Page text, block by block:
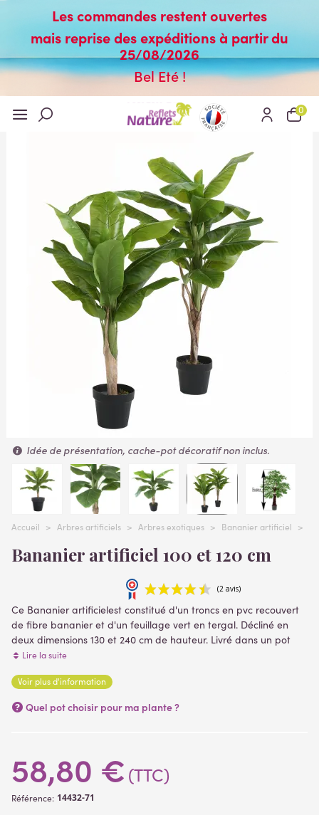
Les commandes restent ouvertes
mais reprise des expéditions à partir du
25/08/2026
Bel Eté !
0
Idée de présentation, cache-pot décoratif non inclus.
Accueil > Arbres artificiels > Arbres exotiques > Bananier artificiel >
Bananier artificiel 100 et 120 cm
Ce Bananier artificielest constitué d'un troncs en pvc recouvert
de fibre bananier et d'un feuillage vert en tergal. Décliné en
deux dimensions 130 et 240 cm de hauteur. Livré dans un pot
PVC (support de plantation
Lire la suite
Voir plus d'information
Quel pot choisir pour ma plante ?
58,80 € (TTC)
Référence: 14432-71